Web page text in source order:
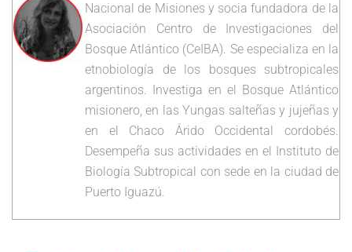
Nacional de Misiones y socia fundadora de la
Asociación Centro de Investigaciones del
Bosque Atlántico (CeIBA). Se especializa en la
etnobiología de los bosques subtropicales
argentinos. Investiga en el Bosque Atlántico
misionero, en las Yungas salteñas y jujeñas y
en el Chaco Árido Occidental cordobés.
Desempeña sus actividades en el Instituto de
Biología Subtropical con sede en la ciudad de
Puerto Iguazú.